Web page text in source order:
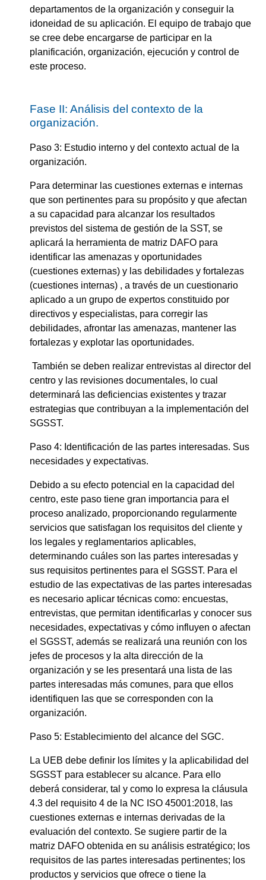
departamentos de la organización y conseguir la
idoneidad de su aplicación. El equipo de trabajo que
se cree debe encargarse de participar en la
planificación, organización, ejecución y control de
este proceso.
Fase II: Análisis del contexto de la
organización.
Paso 3: Estudio interno y del contexto actual de la
organización.
Para determinar las cuestiones externas e internas
que son pertinentes para su propósito y que afectan
a su capacidad para alcanzar los resultados
previstos del sistema de gestión de la SST, se
aplicará la herramienta de matriz DAFO para
identificar las amenazas y oportunidades
(cuestiones externas) y las debilidades y fortalezas
(cuestiones internas) , a través de un cuestionario
aplicado a un grupo de expertos constituido por
directivos y especialistas, para corregir las
debilidades, afrontar las amenazas, mantener las
fortalezas y explotar las oportunidades.
También se deben realizar entrevistas al director del
centro y las revisiones documentales, lo cual
determinará las deficiencias existentes y trazar
estrategias que contribuyan a la implementación del
SGSST.
Paso 4: Identificación de las partes interesadas. Sus
necesidades y expectativas.
Debido a su efecto potencial en la capacidad del
centro, este paso tiene gran importancia para el
proceso analizado, proporcionando regularmente
servicios que satisfagan los requisitos del cliente y
los legales y reglamentarios aplicables,
determinando cuáles son las partes interesadas y
sus requisitos pertinentes para el SGSST. Para el
estudio de las expectativas de las partes interesadas
es necesario aplicar técnicas como: encuestas,
entrevistas, que permitan identificarlas y conocer sus
necesidades, expectativas y cómo influyen o afectan
el SGSST, además se realizará una reunión con los
jefes de procesos y la alta dirección de la
organización y se les presentará una lista de las
partes interesadas más comunes, para que ellos
identifiquen las que se corresponden con la
organización.
Paso 5: Establecimiento del alcance del SGC.
La UEB debe definir los límites y la aplicabilidad del
SGSST para establecer su alcance. Para ello
deberá considerar, tal y como lo expresa la cláusula
4.3 del requisito 4 de la NC ISO 45001:2018, las
cuestiones externas e internas derivadas de la
evaluación del contexto. Se sugiere partir de la
matriz DAFO obtenida en su análisis estratégico; los
requisitos de las partes interesadas pertinentes; los
productos y servicios que ofrece o tiene la